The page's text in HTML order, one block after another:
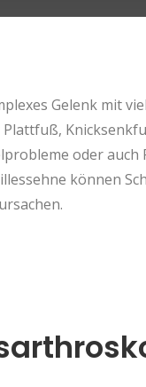
Gelenk mit
oder auch
können